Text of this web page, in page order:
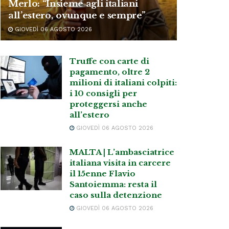
Merlo: “Insieme agli italiani
all’estero, ovunque e sempre”
GIOVEDÌ 06 AGOSTO 2026
Truffe con carte di
pagamento, oltre 2
milioni di italiani colpiti:
i 10 consigli per
proteggersi anche
all’estero
GIOVEDÌ 06 AGOSTO 2026
MALTA | L’ambasciatrice
italiana visita in carcere
il 15enne Flavio
Santoiemma: resta il
caso sulla detenzione
GIOVEDÌ 06 AGOSTO 2026